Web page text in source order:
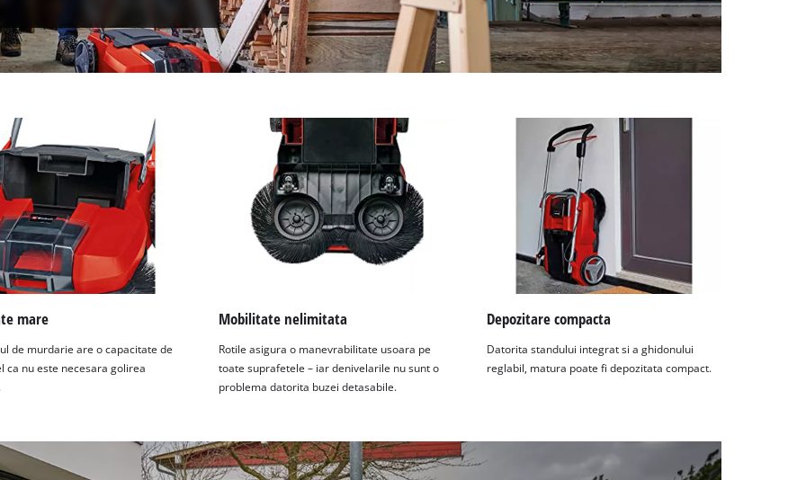
mare
de murdarie are o capacitate de
ca nu este necesara golirea
Mobilitate nelimitata
Rotile asigura o manevrabilitate usoara pe
toate suprafetele – iar denivelarile nu sunt o
problema datorita buzei detasabile.
Depozitare compacta
Datorita standului integrat si a ghidonului
reglabil, matura poate fi depozitata compact.